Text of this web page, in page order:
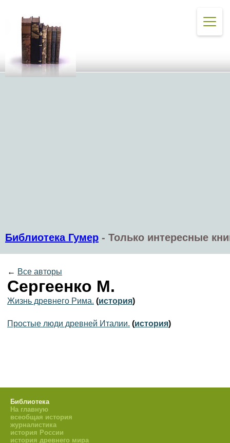
Библиотека Гумер - Только интересные
← Все авторы
Сергеенко М.
Жизнь древнего Рима. (история)
Простые люди древней Италии. (история)
Библиотека
На главную
всеобщая история
журналистика
история России
история древнего мира